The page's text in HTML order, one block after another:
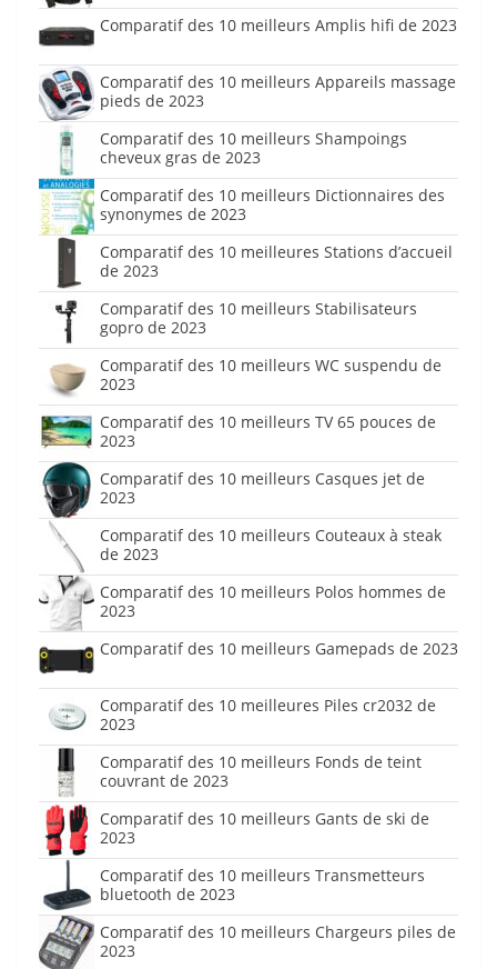
Comparatif des 10 meilleurs Amplis hifi de 2023
Comparatif des 10 meilleurs Appareils massage
pieds de 2023
Comparatif des 10 meilleurs Shampoings
cheveux gras de 2023
Comparatif des 10 meilleurs Dictionnaires des
synonymes de 2023
Comparatif des 10 meilleures Stations d’accueil
de 2023
Comparatif des 10 meilleurs Stabilisateurs
gopro de 2023
Comparatif des 10 meilleurs WC suspendu de
2023
Comparatif des 10 meilleurs TV 65 pouces de
2023
Comparatif des 10 meilleurs Casques jet de
2023
Comparatif des 10 meilleurs Couteaux à steak
de 2023
Comparatif des 10 meilleurs Polos hommes de
2023
Comparatif des 10 meilleurs Gamepads de 2023
Comparatif des 10 meilleures Piles cr2032 de
2023
Comparatif des 10 meilleurs Fonds de teint
couvrant de 2023
Comparatif des 10 meilleurs Gants de ski de
2023
Comparatif des 10 meilleurs Transmetteurs
bluetooth de 2023
Comparatif des 10 meilleurs Chargeurs piles de
2023